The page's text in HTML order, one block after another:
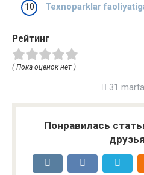
Texnoparklar
Рейтинг
( Пока оценок нет )
31
Понравилась